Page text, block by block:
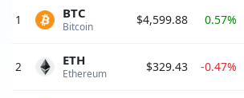
1 Bitcoin
BTC $4,599.88 0.57%
2 Ethereum
ETH $329.43 -0.47%